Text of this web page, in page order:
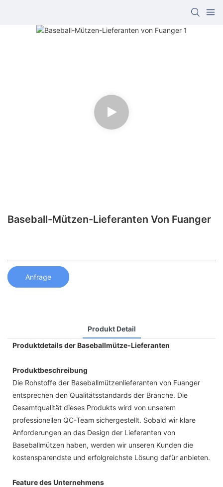
Baseball-Mützen-Lieferanten Von Fuanger
Anfrage
Produkt Detail
Produktdetails der Baseballmütze-Lieferanten
Produktbeschreibung
Die Rohstoffe der Baseballmützenlieferanten von Fuanger
entsprechen den Qualitätsstandards der Branche. Die
Gesamtqualität dieses Produkts wird von unserem
professionellen QC-Team sichergestellt. Sobald wir klare
Anforderungen an das Design der Lieferanten von
Baseballmützen haben, werden wir unseren Kunden die
kostensparendste und erfolgreichste Lösung dafür anbieten.
Feature des Unternehmens